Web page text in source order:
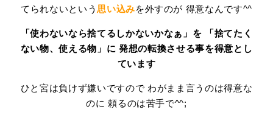
てられないという思い込みを外すのが 得意なんです^^
「使わないなら捨てるしかないかなぁ」を 「捨てたく
ない物、使える物」に 発想の転換させる事を得意とし
ています
ひと宮は負けず嫌いですので わがまま言うのは得意な
のに 頼るのは苦手で^^;